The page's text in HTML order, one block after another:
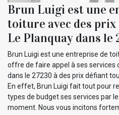
Brun Luigi est une
toiture avec des
Le Planquay dans le
Brun Luigi est une entreprise de
offre de faire appel à ses services
dans le 27230 à des prix défiant
En effet, Brun Luigi fait tout pour
types de budget ses services par
moment. Nous vous incitons